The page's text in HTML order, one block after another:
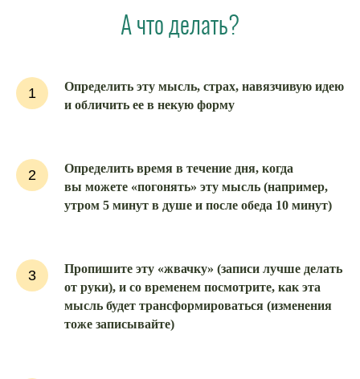
А что делать?
1
Определить эту мысль, страх, навязчивую идею
и обличить ее в некую форму
2
Определить время в течение дня, когда
вы можете «погонять» эту мысль (например,
утром 5 минут в душе и после обеда 10 минут)
3
Пропишите эту «жвачку» (записи лучше делать
от руки), и со временем посмотрите, как эта
мысль будет трансформироваться (изменения
тоже записывайте)